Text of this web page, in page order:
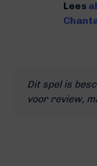
Lees
Dit spel is
voor review,